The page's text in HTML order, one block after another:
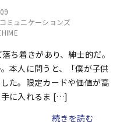
ミュニケーションズ
ち着きがあり、紳士的だ。
本人に問うと、「僕が子供
た。限定カードや価値が高
手に入れるま […]
続きを読む